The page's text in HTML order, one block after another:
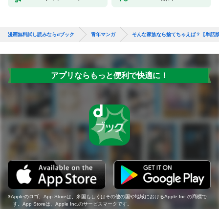
漫画無料試し読みならdブック 青年マンガ そんな家族なら捨てちゃえば？【単話
アプリならもっと便利で快適に！
Appleのロゴ、App Storeは、米国もしくはその他の国や地域におけるApple Inc.の商標で
す。App Storeは、Apple Inc.のサービスマークです。